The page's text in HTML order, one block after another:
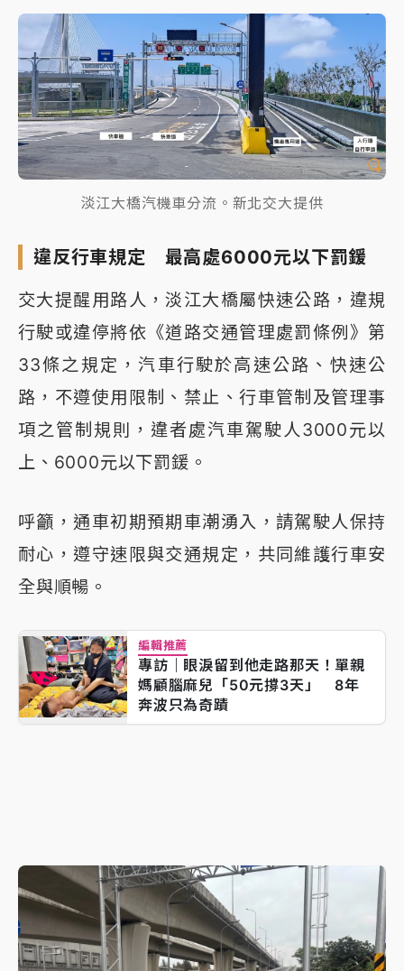
淡江大橋汽機車分流。新北交大提供
違反行車規定 最高處6000元以下罰鍰
交大提醒用路人，淡江大橋屬快速公路，違規
行駛或違停將依《道路交通管理處罰條例》第
33條之規定，汽車行駛於高速公路、快速公
路，不遵使用限制、禁止、行車管制及管理事
項之管制規則，違者處汽車駕駛人3000元以
上、6000元以下罰鍰。
呼籲，通車初期預期車潮湧入，請駕駛人保持
耐心，遵守速限與交通規定，共同維護行車安
全與順暢。
編輯推薦
專訪｜眼淚留到他走路那天！單親
媽顧腦麻兒「50元撐3天」 8年
奔波只為奇蹟